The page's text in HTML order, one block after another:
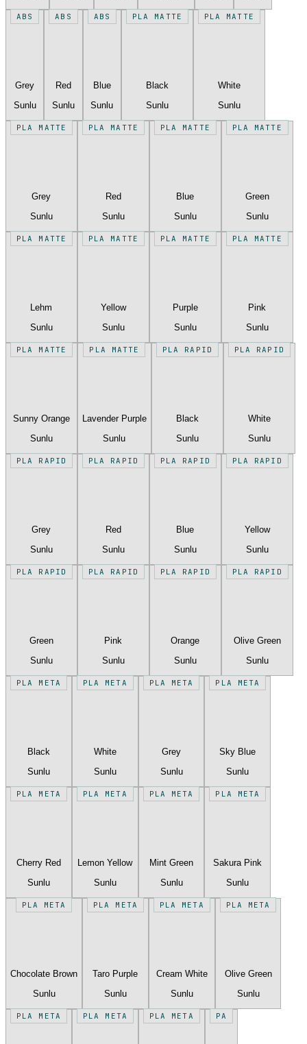
ABS
Grey
Sunlu
ABS
Red
Sunlu
ABS
Blue
Sunlu
PLA MATTE
Black
Sunlu
PLA MATTE
White
Sunlu
PLA MATTE
Grey
Sunlu
PLA MATTE
Red
Sunlu
PLA MATTE
Blue
Sunlu
PLA MATTE
Green
Sunlu
PLA MATTE
Lehm
Sunlu
PLA MATTE
Yellow
Sunlu
PLA MATTE
Purple
Sunlu
PLA MATTE
Pink
Sunlu
PLA MATTE
Sunny Orange
Sunlu
PLA MATTE
Lavender Purple
Sunlu
PLA RAPID
Black
Sunlu
PLA RAPID
White
Sunlu
PLA RAPID
Grey
Sunlu
PLA RAPID
Red
Sunlu
PLA RAPID
Blue
Sunlu
PLA RAPID
Yellow
Sunlu
PLA RAPID
Green
Sunlu
PLA RAPID
Pink
Sunlu
PLA RAPID
Orange
Sunlu
PLA RAPID
Olive Green
Sunlu
PLA META
Black
Sunlu
PLA META
White
Sunlu
PLA META
Grey
Sunlu
PLA META
Sky Blue
Sunlu
PLA META
Cherry Red
Sunlu
PLA META
Lemon Yellow
Sunlu
PLA META
Mint Green
Sunlu
PLA META
Sakura Pink
Sunlu
PLA META
Chocolate Brown
Sunlu
PLA META
Taro Purple
Sunlu
PLA META
Cream White
Sunlu
PLA META
Olive Green
Sunlu
PLA META PLA META PLA META PA